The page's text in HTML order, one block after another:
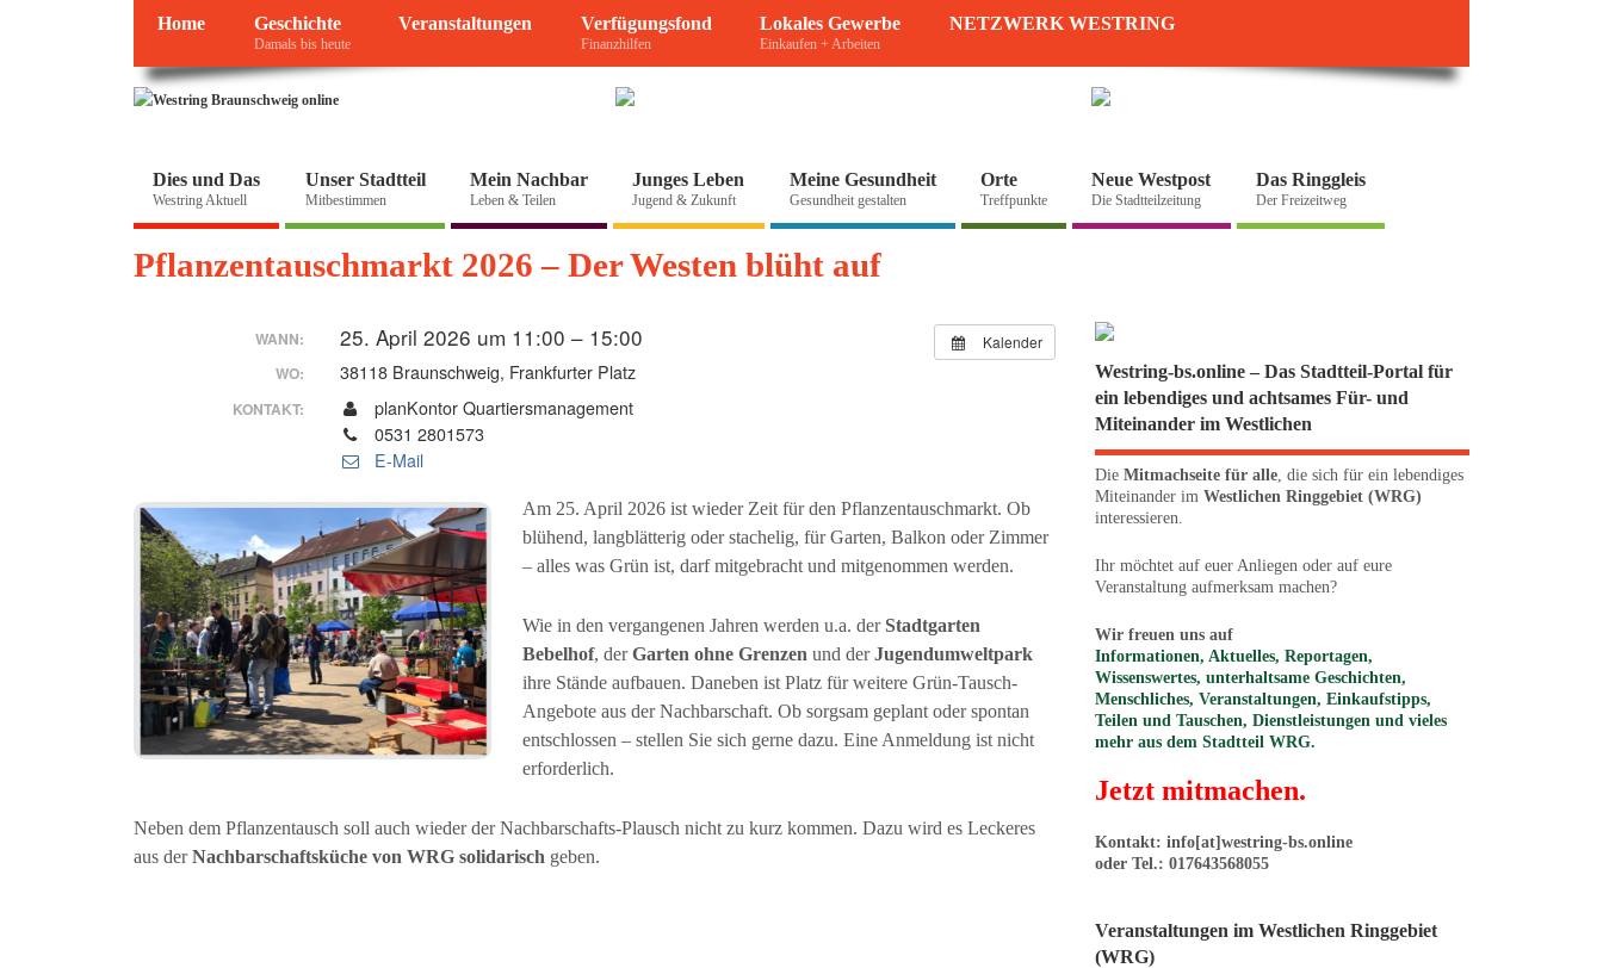
Home Geschichte
Damals bis heute
Veranstaltungen Verfügungsfond
Finanzhilfen
Lokales Gewerbe
Einkaufen + Arbeiten
NETZWERK WESTRING
Dies und Das
Westring Aktuell
Unser Stadtteil
Mitbestimmen
Mein Nachbar
Leben & Teilen
Junges Leben
Jugend & Zukunft
Meine Gesundheit
Gesundheit gestalten
Orte
Treffpunkte
Neue Westpost
Die Stadtteilzeitung
Das Ringgleis
Der Freizeitweg
Pflanzentauschmarkt 2026 – Der Westen blüht auf
Kalender
WANN: 25. April 2026 um 11:00 – 15:00
WO: 38118 Braunschweig, Frankfurter Platz
KONTAKT:
planKontor Quartiersmanagement
0531 2801573
E-Mail
Am 25. April 2026 ist wieder Zeit für den Pflanzentauschmarkt. Ob
blühend, langblätterig oder stachelig, für Garten, Balkon oder Zimmer
– alles was Grün ist, darf mitgebracht und mitgenommen werden.
Wie in den vergangenen Jahren werden u.a. derStadtgarten
Bebelhof, derGarten ohne Grenzen und derJugendumweltpark
ihre Stände aufbauen. Daneben ist Platz für weitere Grün-Tausch-
Angebote aus der Nachbarschaft. Ob sorgsam geplant oder spontan
entschlossen – stellen Sie sich gerne dazu. Eine Anmeldung ist nicht
erforderlich.
Neben dem Pflanzentausch soll auch wieder der Nachbarschafts-Plausch nicht zu kurz kommen. Dazu wird es Leckeres
aus derNachbarschaftsküche von WRG solidarisch geben.
Westring-bs.online – Das Stadtteil-Portal für
ein lebendiges und achtsames Für- und
Miteinander im Westlichen
DieMitmachseite für alle, die sich für ein lebendiges
Miteinander imWestlichen Ringgebiet (WRG)
interessieren.
Ihr möchtet auf euer Anliegen oder auf eure
Veranstaltung aufmerksam machen?
Wir freuen uns auf
Informationen, Aktuelles, Reportagen,
Wissenswertes, unterhaltsame Geschichten,
Menschliches, Veranstaltungen, Einkaufstipps,
Teilen und Tauschen, Dienstleistungen und vieles
mehr aus dem Stadtteil WRG.
Jetzt mitmachen.
Kontakt: info[at]westring-bs.online
oder Tel.: 017643568055
Veranstaltungen im Westlichen Ringgebiet
(WRG)